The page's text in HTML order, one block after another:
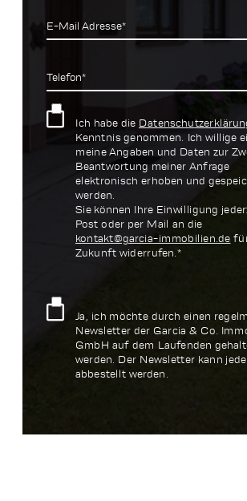
E-Mail Adresse*
Telefon*
Ich habe die
Kenntnis genommen. Ich willige
meine Angaben und Daten zur
Beantwortung meiner Anfrage
elektronisch erhoben und
werden.
Sie können Ihre Einwilligung
Post oder per Mail an die
kontakt@garcia-immobilien.de
Zukunft widerrufen.*
Ja, ich möchte durch einen
Newsletter der Garcia & Co.
GmbH auf dem Laufenden
werden. Der Newsletter kann
abbestellt werden.